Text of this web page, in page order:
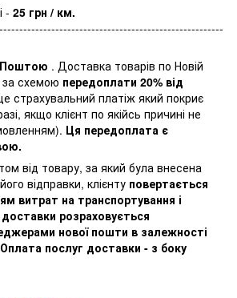
- 25 грн / км.
Поштою . Доставка товарів по Новій
за схемою передоплати 20% від
страхувальний платіж який покриє
якщо клієнт по якійсь причині не
Ця передоплата є
від товару, за який була внесена
відправки, клієнту повертається
витрат на транспортування і
розраховується
нової пошти в залежності
послуг доставки - з боку